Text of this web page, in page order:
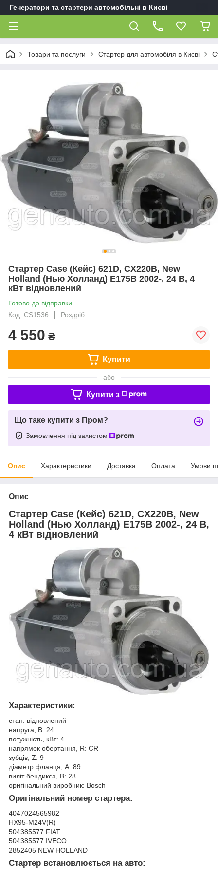
Генератори та стартери автомобільні в Києві
Товари та послуги Стартер для автомобіля в Києві
Стартер Case (Кейс) 621D, CX220B, New
Holland (Нью Холланд) E175B 2002-, 24 В, 4
кВт відновлений
Готово до відправки
Код: CS1536
Роздріб
4 550 ₴
Купити
або
Купити з
Що таке купити з Пром?
Замовлення під захистом
Опис Характеристики Доставка Оплата Умови
Опис
Стартер Case (Кейс) 621D, CX220B, New
Holland (Нью Холланд) E175B 2002-, 24 В,
4 кВт відновлений
Характеристики:
стан: відновлений
напруга, В: 24
потужність, кВт: 4
напрямок обертання, R: CR
зубців, Z: 9
діаметр фланця, A: 89
виліт бендикса, B: 28
оригінальний виробник: Bosch
Оригінальний номер стартера:
4047024565982
HX95-M24V(R)
504385577 FIAT
504385577 IVECO
2852405 NEW HOLLAND
Стартер встановлюється на авто: